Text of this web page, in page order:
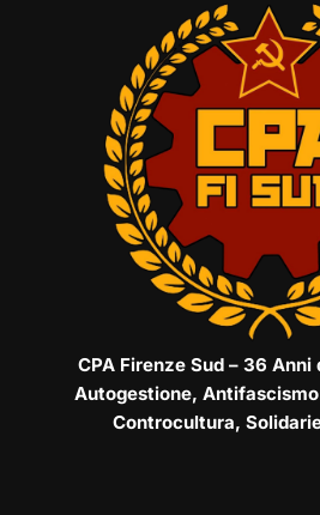
CPA Firenze Sud – 36
Autogestione,
Controcultura,